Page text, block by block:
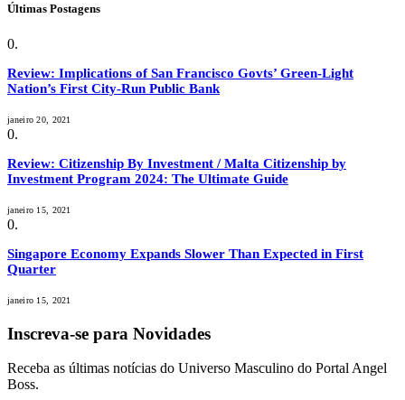
Últimas Postagens
Review: Implications of San Francisco Govts’ Green-Light
Nation’s First City-Run Public Bank
janeiro 20, 2021
Review: Citizenship By Investment / Malta Citizenship by
Investment Program 2024: The Ultimate Guide
janeiro 15, 2021
Singapore Economy Expands Slower Than Expected in First
Quarter
janeiro 15, 2021
Inscreva-se para Novidades
Receba as últimas notícias do Universo Masculino do Portal Angel
Boss.